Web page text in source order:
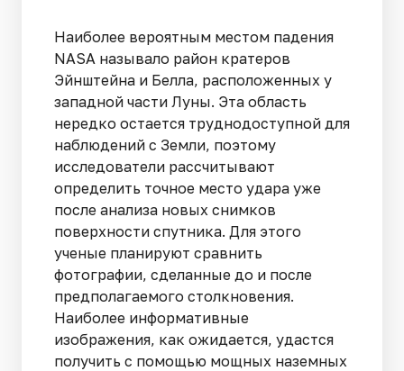
Наиболее вероятным местом падения
NASA называло район кратеров
Эйнштейна и Белла, расположенных у
западной части Луны. Эта область
нередко остается труднодоступной для
наблюдений с Земли, поэтому
исследователи рассчитывают
определить точное место удара уже
после анализа новых снимков
поверхности спутника. Для этого
ученые планируют сравнить
фотографии, сделанные до и после
предполагаемого столкновения.
Наиболее информативные
изображения, как ожидается, удастся
получить с помощью мощных наземных